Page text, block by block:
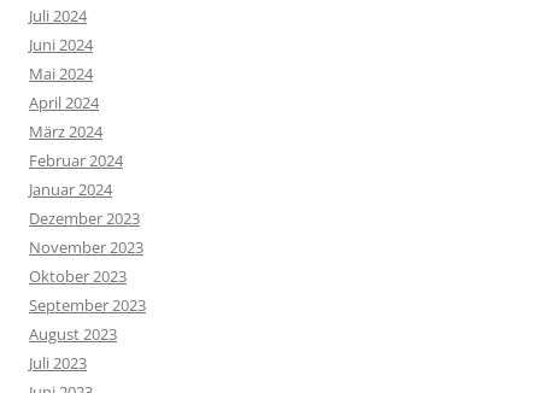
Juli 2024
Juni 2024
Mai 2024
April 2024
März 2024
Februar 2024
Januar 2024
Dezember 2023
November 2023
Oktober 2023
September 2023
August 2023
Juli 2023